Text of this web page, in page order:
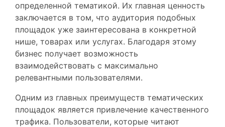
определенной тематикой. Их главная ценность
заключается в том, что аудитория подобных
площадок уже заинтересована в конкретной
нише, товарах или услугах. Благодаря этому
бизнес получает возможность
взаимодействовать с максимально
релевантными пользователями.
Одним из главных преимуществ тематических
площадок является привлечение качественного
трафика. Пользователи, которые читают